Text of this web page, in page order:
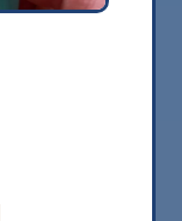
環境